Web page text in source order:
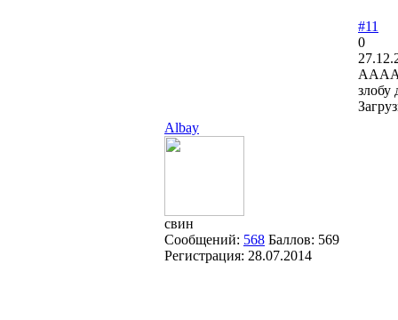
Albay
свин
Сообщений: 568 Баллов: 569
Регистрация: 28.07.2014
#11
0
злобу